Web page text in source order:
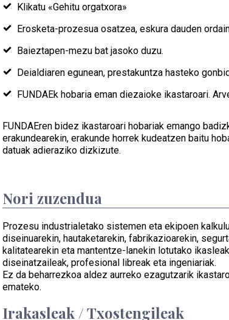
Klikatu «Gehitu orgatxora»
Erosketa-prozesua osatzea, eskura dauden
Baieztapen-mezu bat jasoko duzu.
Deialdiaren egunean, prestakuntza hasteko
FUNDAEk hobaria eman diezaioke ikastaroari.
FUNDAEren bidez ikastaroari hobariak emango
erakundearekin, erakunde horrek kudeatzen baitu
datuak adieraziko dizkizute.
Nori zuzendua
Prozesu industrialetako sistemen eta ekipoen
diseinuarekin, hautaketarekin, fabrikazioarekin,
kalitatearekin eta mantentze-lanekin lotutako
diseinatzaileak, profesional libreak eta ingeniariak.
Ez da beharrezkoa aldez aurreko ezagutzarik
emateko.
Irakasleak / Txostengileak